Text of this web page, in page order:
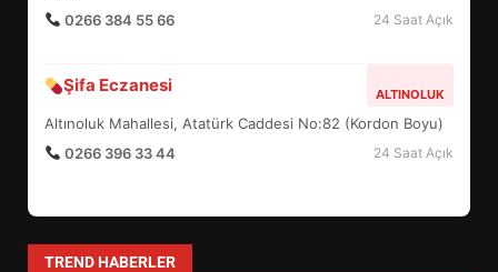
0266 384 55 66
24 Saat Açık
Şifa Eczanesi ALTINOLUK
Altınoluk Mahallesi, Atatürk Caddesi No:82 (Kordon Boyu)
0266 396 33 44
24 Saat Açık
TREND HABERLER
7
YENİ YÖNETİM NASIL
ŞEKİLLENDİ?
1
HAREKETE GEÇİYOR: GÖZLER